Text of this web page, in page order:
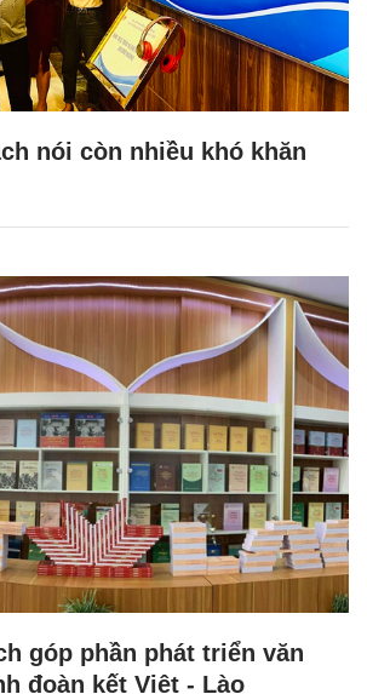
nói còn nhiều khó khăn
góp phần phát triển văn
đoàn kết Việt - Lào